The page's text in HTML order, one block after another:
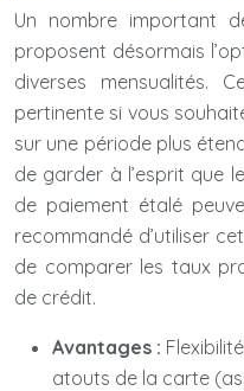
Un nombre important
proposent désormais
diverses mensualités.
pertinente si vous
sur une période plus
de garder à l’esprit que
de paiement étalé
recommandé d’utiliser
de comparer les taux
de crédit.
Avantages :
atouts de la carte